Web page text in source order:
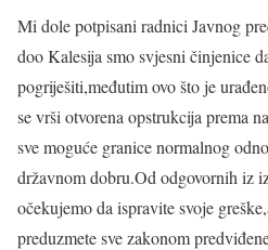
Mi dole potpisani radnici Javnog
doo Kalesija smo svjesni činjenice
pogriješiti,međutim ovo što je
se vrši otvorena opstrukcija prema
sve moguće granice normalnog
državnom dobru.Od odgovornih iz
očekujemo da ispravite svoje
preduzmete sve zakonom